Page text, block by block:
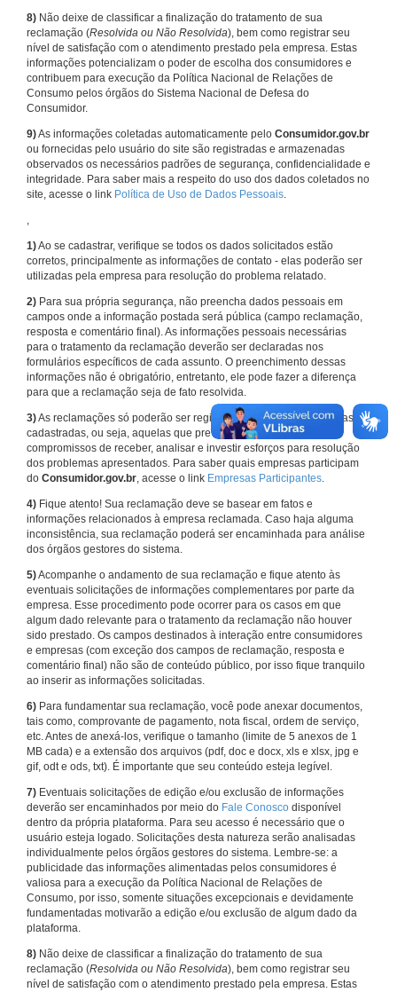
8) Não deixe de classificar a finalização do tratamento de sua
reclamação (Resolvida ou Não Resolvida), bem como registrar seu
nível de satisfação com o atendimento prestado pela empresa. Estas
informações potencializam o poder de escolha dos consumidores e
contribuem para execução da Política Nacional de Relações de
Consumo pelos órgãos do Sistema Nacional de Defesa do
Consumidor.
9)As informações coletadas automaticamente pelo Consumidor.gov.br
ou fornecidas pelo usuário do site são registradas e armazenadas
observados os necessários padrões de segurança, confidencialidade e
integridade. Para saber mais a respeito do uso dos dados coletados no
site, acesse o link Política de Uso de Dados Pessoais.
,
1)Ao se cadastrar, verifique se todos os dados solicitados estão
corretos, principalmente as informações de contato - elas poderão ser
utilizadas pela empresa para resolução do problema relatado.
2) Para sua própria segurança, não preencha dados pessoais em
campos onde a informação postada será pública (campo reclamação,
resposta e comentário final). As informações pessoais necessárias
para o tratamento da reclamação deverão ser declaradas nos
formulários específicos de cada assunto. O preenchimento dessas
informações não é obrigatório, entretanto, ele pode fazer a diferença
para que a reclamação seja de fato resolvida.
3)As reclamações só poderão ser registradas em face de empresas
cadastradas, ou seja, aquelas que previamente assumiram
compromissos de receber, analisar e investir esforços para resolução
dos problemas apresentados. Para saber quais empresas participam
do Consumidor.gov.br, acesse o link Empresas Participantes.
4) Fique atento! Sua reclamação deve se basear em fatos e
informações relacionados à empresa reclamada. Caso haja alguma
inconsistência, sua reclamação poderá ser encaminhada para análise
dos órgãos gestores do sistema.
5)Acompanhe o andamento de sua reclamação e fique atento às
eventuais solicitações de informações complementares por parte da
empresa. Esse procedimento pode ocorrer para os casos em que
algum dado relevante para o tratamento da reclamação não houver
sido prestado. Os campos destinados à interação entre consumidores
e empresas (com exceção dos campos de reclamação, resposta e
comentário final) não são de conteúdo público, por isso fique tranquilo
ao inserir as informações solicitadas.
6) Para fundamentar sua reclamação, você pode anexar documentos,
tais como, comprovante de pagamento, nota fiscal, ordem de serviço,
etc. Antes de anexá-los, verifique o tamanho (limite de 5 anexos de 1
MB cada) e a extensão dos arquivos (pdf, doc e docx, xls e xlsx, jpg e
gif, odt e ods, txt). É importante que seu conteúdo esteja legível.
7) Eventuais solicitações de edição e/ou exclusão de informações
deverão ser encaminhados por meio do Fale Conosco disponível
dentro da própria plataforma. Para seu acesso é necessário que o
usuário esteja logado. Solicitações desta natureza serão analisadas
individualmente pelos órgãos gestores do sistema. Lembre-se: a
publicidade das informações alimentadas pelos consumidores é
valiosa para a execução da Política Nacional de Relações de
Consumo, por isso, somente situações excepcionais e devidamente
fundamentadas motivarão a edição e/ou exclusão de algum dado da
plataforma.
8) Não deixe de classificar a finalização do tratamento de sua
reclamação (Resolvida ou Não Resolvida), bem como registrar seu
nível de satisfação com o atendimento prestado pela empresa. Estas